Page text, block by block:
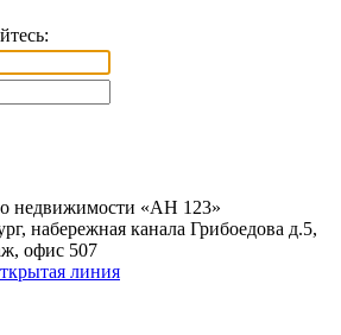
недвижимости «АН 123»
, набережная канала Грибоедова д.5,
офис 507
линия